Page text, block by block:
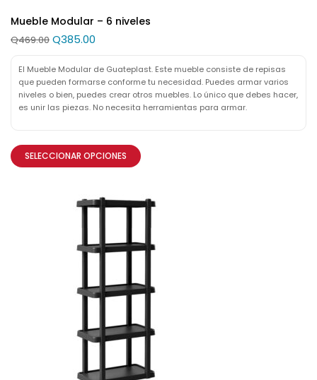
Mueble Modular – 6 niveles
Q469.00 Q385.00
El Mueble Modular de Guateplast. Este mueble consiste de repisas
que pueden formarse conforme tu necesidad. Puedes armar varios
niveles o bien, puedes crear otros muebles. Lo único que debes hacer,
es unir las piezas. No necesita herramientas para armar.
SELECCIONAR OPCIONES